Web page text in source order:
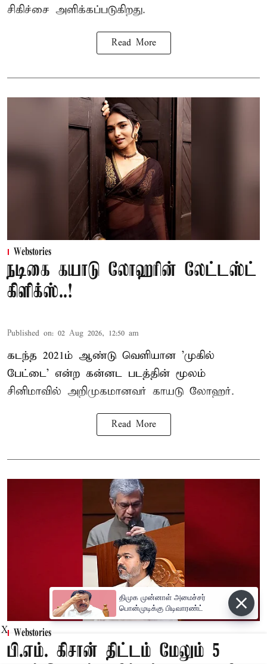
சிகிச்சை அளிக்கப்படுகிறது.
Read More
Webstories
நடிகை கயாடு லோஹரின் லேட்டஸ்ட்
கிளிக்ஸ்..!
Published on: 02 Aug 2026, 12:50 am
கடந்த 2021ம் ஆண்டு வெளியான 'முகில்
பேட்டை' என்ற கன்னட படத்தின் மூலம்
சினிமாவில் அறிமுகமானவர் காயடு லோஹர்.
Read More
Webstories
பி.எம். கிசான் திட்டம் மேலும் 5
X